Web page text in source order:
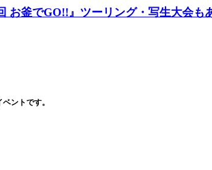
お釜でGO!!』ツーリング・写生大会も
ントです。